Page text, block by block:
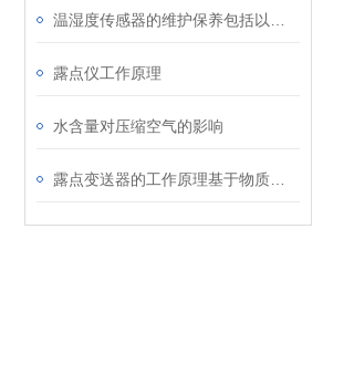
露点仪工作原理
水含量对压缩空气的影响